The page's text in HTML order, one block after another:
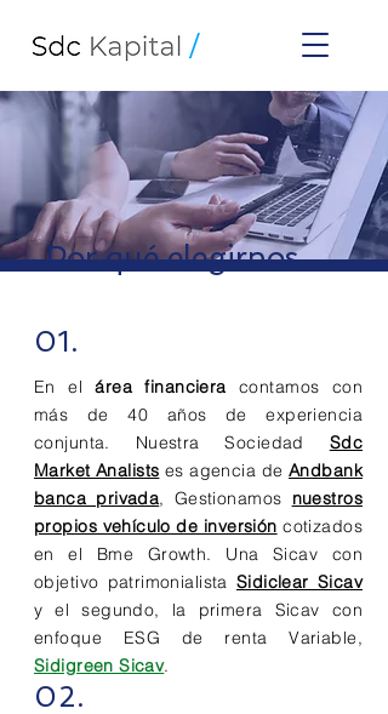
Por qué elegirnos
01.
En elárea financiera contamos con
más de 40 años de experiencia
conjunta. Nuestra Sociedad Sdc
Market Analists es agencia deAndbank
banca privada, Gestionamos nuestros
propios vehículo de inversión cotizados
en el Bme Growth. Una Sicav con
objetivo patrimonialista Sidiclear Sicav
y el segundo, la primera Sicav con
enfoque ESG de renta Variable,
Sidigreen Sicav.
02.